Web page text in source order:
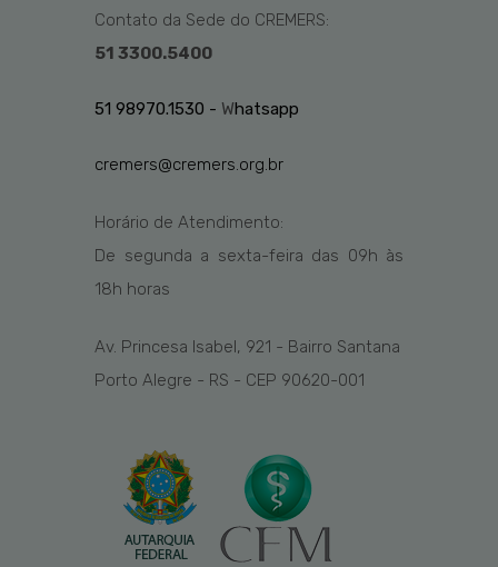
Contato da Sede do CREMERS:
51 3300.5400
51 98970.1530 - Whatsapp
cremers@cremers.org.br
Horário de Atendimento:
De segunda a sexta-feira das 09h às
18h horas
Av. Princesa Isabel, 921 - Bairro Santana
Porto Alegre - RS - CEP 90620-001